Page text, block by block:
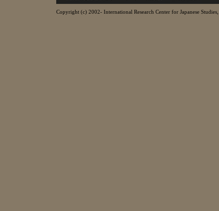
Copyright (c) 2002- International Research Center for Japanese